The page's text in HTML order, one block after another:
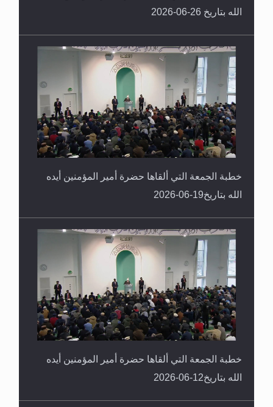
الله بتاريخ 26-06-2026
خطبة الجمعة التي ألقاها حضرة أمير المؤمنين أيده
الله بتاريخ19-06-2026
خطبة الجمعة التي ألقاها حضرة أمير المؤمنين أيده
الله بتاريخ12-06-2026